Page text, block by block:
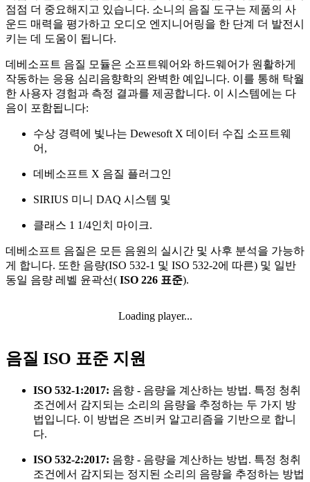
점점 더 중요해지고 있습니다. 소니의 음질 도구는 제품의 사
운드 매력을 평가하고 오디오 엔지니어링을 한 단계 더 발전시
키는 데 도움이 됩니다.
데베소프트 음질 모듈은 소프트웨어와 하드웨어가 원활하게
작동하는 응용 심리음향학의 완벽한 예입니다. 이를 통해 탁월
한 사용자 경험과 측정 결과를 제공합니다. 이 시스템에는 다
음이 포함됩니다:
수상 경력에 빛나는 Dewesoft X 데이터 수집 소프트웨
어,
데베소프트 X 음질 플러그인
SIRIUS 미니 DAQ 시스템 및
클래스 1 1/4인치 마이크.
데베소프트 음질은 모든 음원의 실시간 및 사후 분석을 가능하
게 합니다. 또한 음량(ISO 532-1 및 ISO 532-2에 따른) 및 일반
동일 음량 레벨 윤곽선( ISO 226 표준).
Loading player...
음질 ISO 표준 지원
ISO 532-1:2017: 음향 - 음량을 계산하는 방법. 특정 청취
조건에서 감지되는 소리의 음량을 추정하는 두 가지 방
법입니다. 이 방법은 즈비커 알고리즘을 기반으로 합니
다.
ISO 532-2:2017: 음향 - 음량을 계산하는 방법. 특정 청취
조건에서 감지되는 정지된 소리의 음량을 추정하는 방법